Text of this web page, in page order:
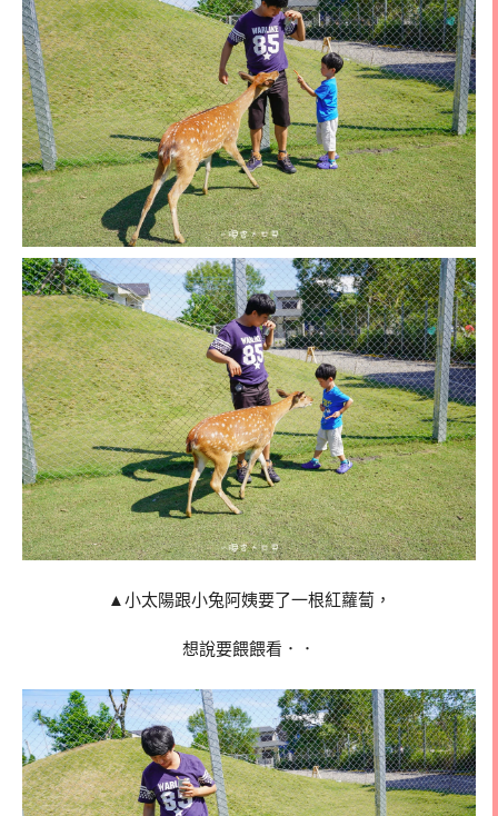
▲小太陽跟小兔阿姨要了一根紅蘿蔔，
想說要餵餵看．．